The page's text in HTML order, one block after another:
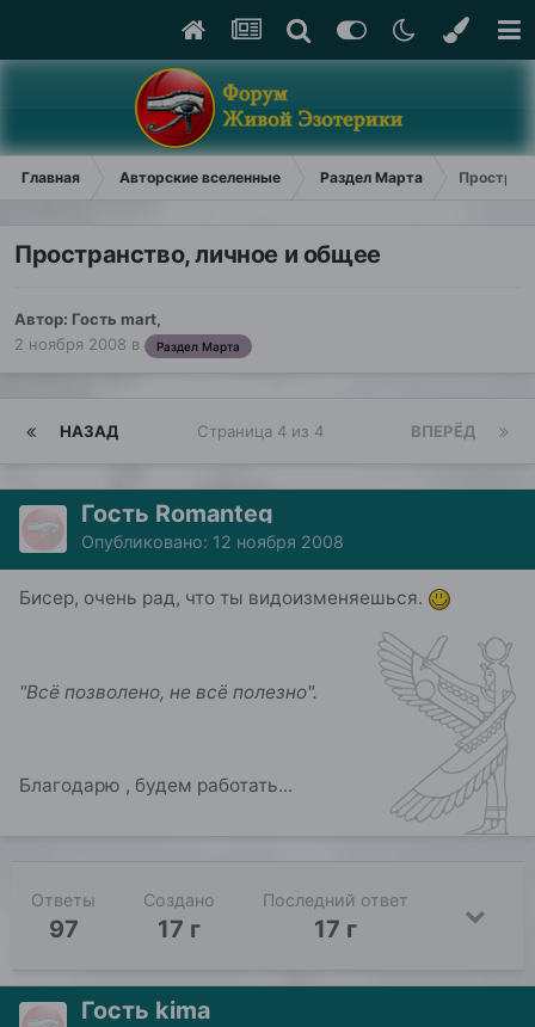
Главная Авторские вселенные Раздел Марта
Пространство, личное и общее
Автор: Гость mart,
2 ноября 2008 в Раздел Марта
НАЗАД ВПЕРЁД
Страница 4 из 4
Гость Romanteg
Опубликовано: 12 ноября 2008
Бисер, очень рад, что ты видоизменяешься.
"Всё позволено, не всё полезно".
Благодарю , будем работать...
Ответы
97
Создано
17 г
Последний ответ
17 г
Гость kima